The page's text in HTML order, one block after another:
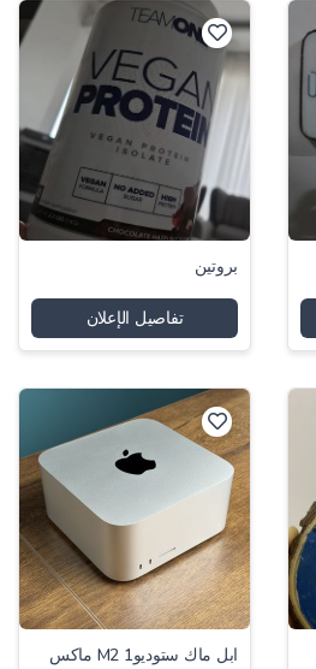
بروتين
تفاصيل الإعلان
ابل ماك ستوديوM2 1 ماكس